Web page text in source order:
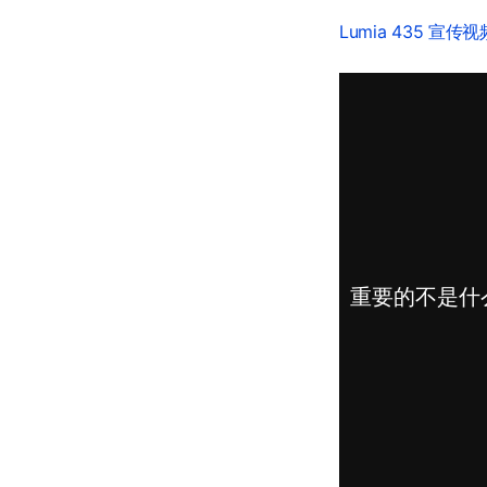
Lumia 435 宣传视